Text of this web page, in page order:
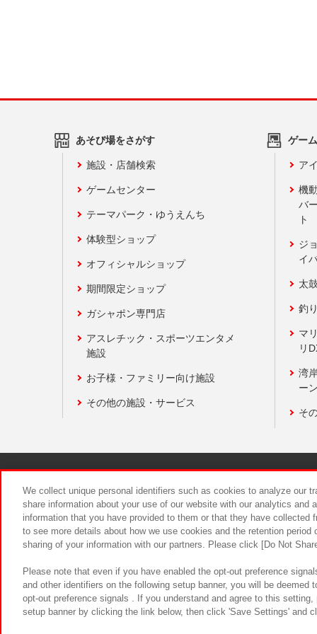
あそび場をさがす
施設・店舗検索
ゲームセンター
テーマパーク・ゆうえんち
体験型ショップ
オフィシャルショップ
期間限定ショップ
ガシャポン専門店
アスレチック・スポーツエンタメ
施設
お子様・ファミリー向け施設
その他の施設・サービス
ゲー
ア
機
バ
ト
ジ
イ
太
釣
マ
リ
湾
ー
そ
食品のご
We collect unique personal identifiers such as cookies to analyze our
share information about your use of our website with our analytics and
information that you have provided to them or that they have
to see more details about how we use cookies and the retention
sharing of your information with our partners. Please click [Do Not
Please note that even if you have enabled the opt-out preference
and other identifiers on the following setup banner, you will be
opt-out preference signals . If you understand and agree to this
setup banner by clicking the link below, then click 'Save Settings' and